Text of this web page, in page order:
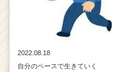
2022.08.18
自分のペースで生きていく